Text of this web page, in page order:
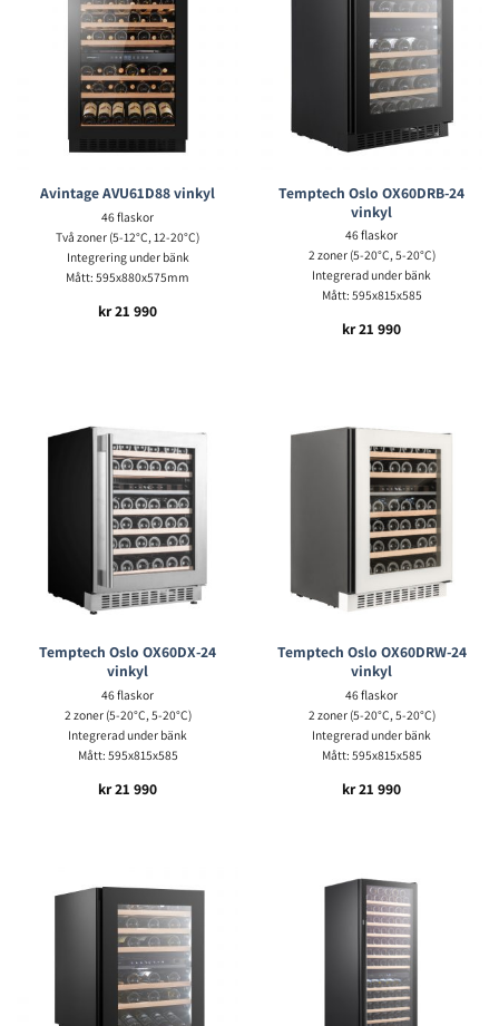
Avintage AVU61D88 vinkyl
46 flaskor
Två zoner (5-12°C, 12-20°C)
Integrering under bänk
Mått: 595x880x575mm
kr21 990
Temptech Oslo OX60DRB-24
vinkyl
46 flaskor
2 zoner (5-20°C, 5-20°C)
Integrerad under bänk
Mått: 595x815x585
kr21 990
Temptech Oslo OX60DX-24
vinkyl
46 flaskor
2 zoner (5-20°C, 5-20°C)
Integrerad under bänk
Mått: 595x815x585
kr21 990
Temptech Oslo OX60DRW-24
vinkyl
46 flaskor
2 zoner (5-20°C, 5-20°C)
Integrerad under bänk
Mått: 595x815x585
kr21 990